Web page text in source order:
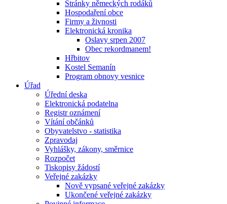
Stránky německých rodáků
Hospodaření obce
Firmy a živnosti
Elektronická kronika
Oslavy srpen 2007
Obec rekordmanem!
Hřbitov
Kostel Semanín
Program obnovy vesnice
Úřad
Úřední deska
Elektronická podatelna
Registr oznámení
Vítání občánků
Obyvatelstvo - statistika
Zpravodaj
Vyhlášky, zákony, směrnice
Rozpočet
Tiskopisy žádostí
Veřejné zakázky
Nově vypsané veřejné zakázky
Ukončené veřejné zakázky